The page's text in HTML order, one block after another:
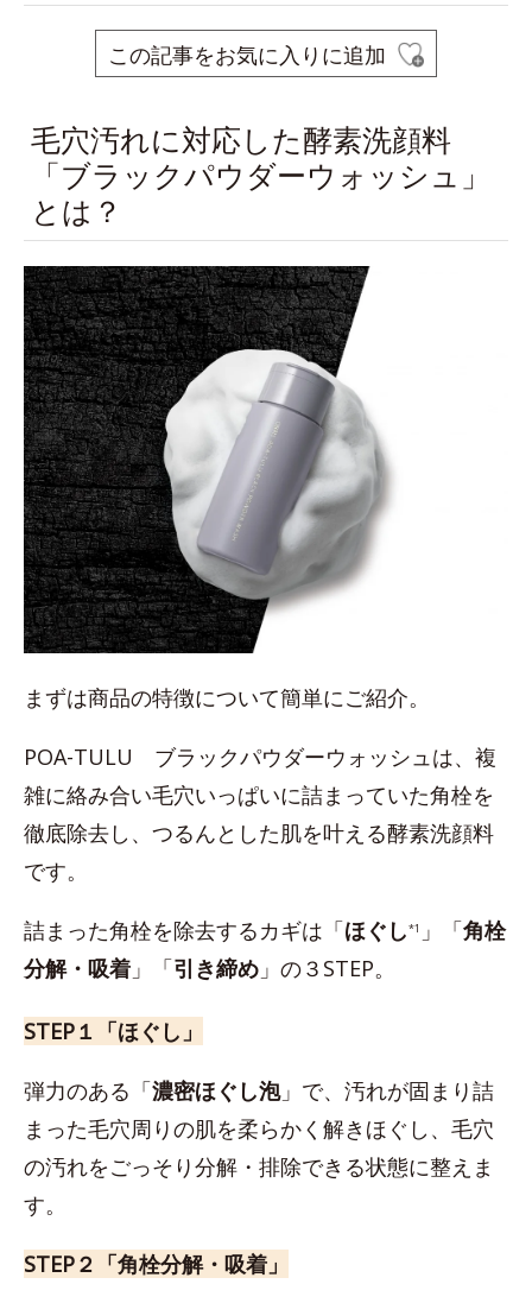
この記事をお気に入りに追加
毛穴汚れに対応した酵素洗顔料
「ブラックパウダーウォッシュ」
とは？
まずは商品の特徴について簡単にご紹介。
POA-TULU ブラックパウダーウォッシュは、複
雑に絡み合い毛穴いっぱいに詰まっていた角栓を
徹底除去し、つるんとした肌を叶える酵素洗顔料
です。
詰まった角栓を除去するカギは「ほぐし*1 」「角栓
分解・吸着 」「引き締め 」の３STEP。
STEP１「ほぐし」
弾力のある「濃密ほぐし泡」で、汚れが固まり詰
まった毛穴周りの肌を柔らかく解きほぐし、毛穴
の汚れをごっそり分解・排除できる状態に整えま
す。
STEP２「角栓分解・吸着」